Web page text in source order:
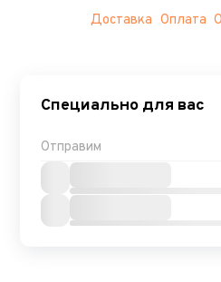
Доставка Оплата
Специально для вас
Отправим